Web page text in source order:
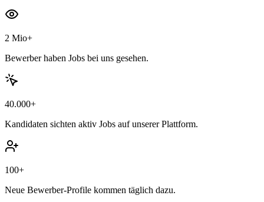
2 Mio+
Bewerber haben Jobs bei uns gesehen.
40.000+
Kandidaten sichten aktiv Jobs auf unserer Plattform.
100+
Neue Bewerber-Profile kommen täglich dazu.